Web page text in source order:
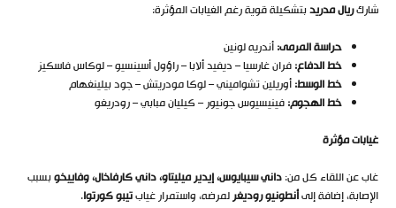
شاركريال مدريدبتشكيلة قوية رغم الغيابات المؤثرة:
حراسة المرمى:أندريه لونين
خط الدفاع:فران غارسيا – ديفيد ألابا – راؤول أسينسيو – لوكاس فاسكيز
خط الوسط:أوريلين تشواميني – لوكا مودريتش – جود بيلينغهام
خط الهجوم:فينيسيوس جونيور – كيليان مبابي – رودريغو
غيابات مؤثرة
غاب عن اللقاء كل من:داني سيبايوس، إيدير ميليتاو، داني كارفاخال، وفاييخوبسبب
الإصابة، إضافة إلىأنطونيو روديغرلمرضه، واستمرار غيابتيبو كورتوا.